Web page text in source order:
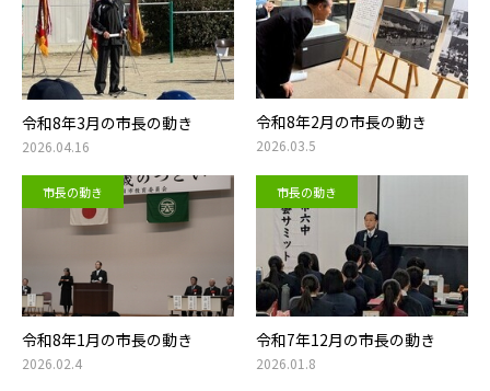
令和8年3月の市長の動き
2026.04.16
令和8年2月の市長の動き
2026.03.5
市長の動き
令和8年1月の市長の動き
2026.02.4
市長の動き
令和7年12月の市長の動き
2026.01.8